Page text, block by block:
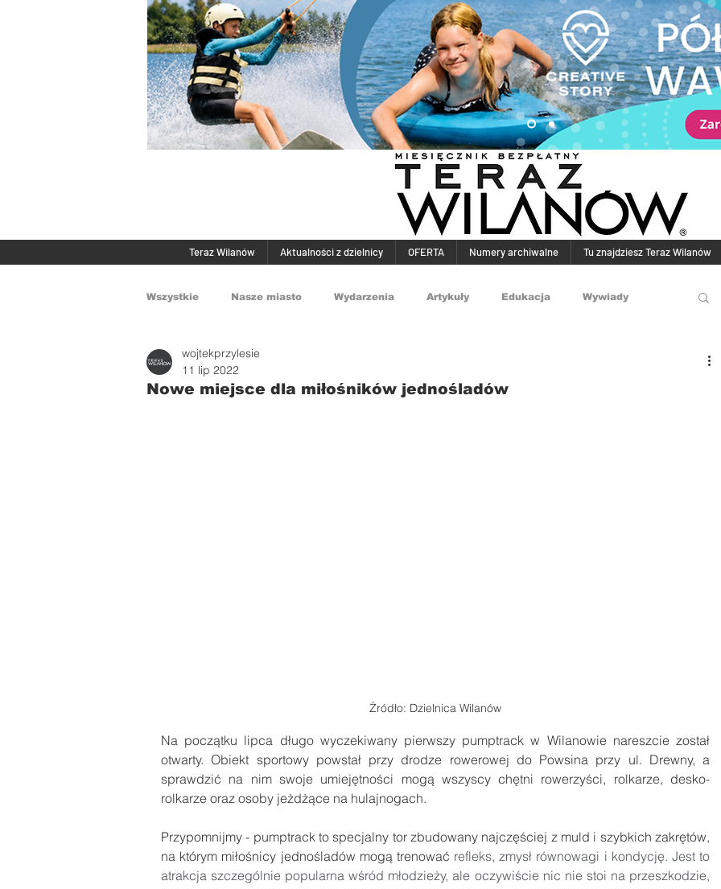
Teraz Wilanów Aktualności z dzielnicy OFERTA Numery archiwalne Tu znajdziesz Teraz Wilanów
Wszystkie Nasze miasto Wydarzenia Artykuły Edukacja Wywiady
Zdrowie i uroda
Nowe miejsce dla miłośników jednośladów
wojtekprzylesie
11 lip 2022
Źródło: Dzielnica Wilanów
Na początku lipca długo wyczekiwany pierwszy pumptrack w Wilanowie nareszcie został
otwarty. Obiekt sportowy powstał przy drodze rowerowej do Powsina przy ul. Drewny, a
sprawdzić na nim swoje umiejętności mogą wszyscy chętni rowerzyści, rolkarze, desko-
rolkarze oraz osoby jeżdżące na hulajnogach.
Przypomnijmy - pumptrack to specjalny tor zbudowany najczęściej z muld i szybkich zakrętów,
na którym miłośnicy jednośladów mogą trenować refleks, zmysł równowagi i kondycję. Jest to
atrakcja szczególnie popularna wśród młodzieży, ale oczywiście nic nie stoi na przeszkodzie,